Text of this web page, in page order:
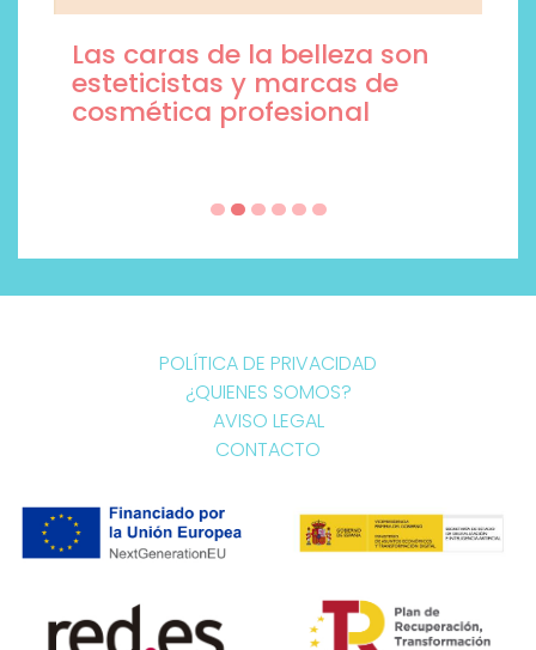
Las caras de la belleza son
esteticistas y marcas de
cosmética profesional
POLÍTICA DE PRIVACIDAD
¿QUIENES SOMOS?
AVISO LEGAL
CONTACTO